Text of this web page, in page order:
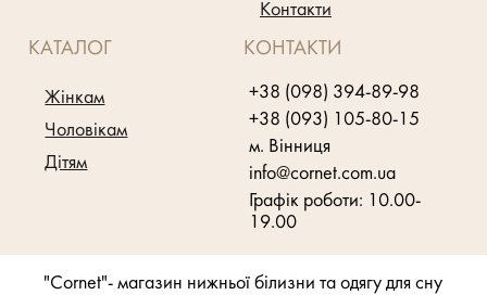
Контакти
КАТАЛОГ
Жінкам
Чоловікам
Дітям
КОНТАКТИ
+38 (098) 394-89-98
+38 (093) 105-80-15
м. Вінниця
info@cornet.com.ua
Графік роботи: 10.00-
19.00
"Cornet"- магазин нижньої білизни та одягу для сну